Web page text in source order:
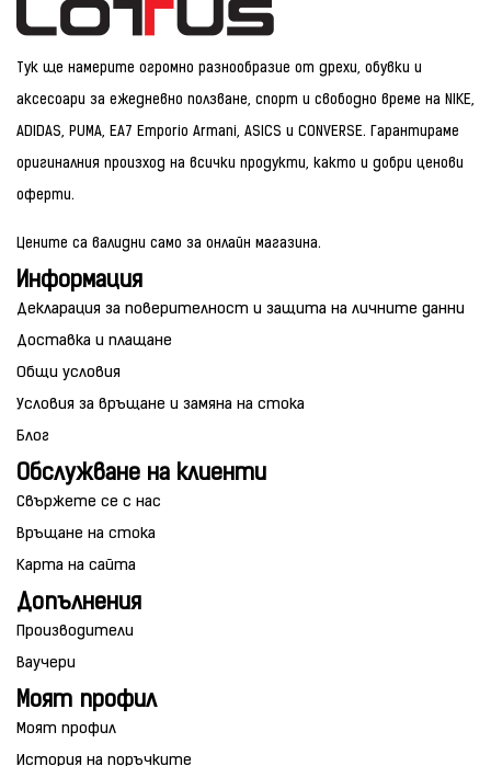
Тук ще намерите огромно разнообразие от дрехи, обувки и
аксесоари за ежедневно ползване, спорт и свободно време на NIKE,
ADIDAS, PUMA, EA7 Emporio Armani, ASICS и CONVERSE. Гарантираме
оригиналния произход на всички продукти, както и добри ценови
оферти.
Цените са валидни само за онлайн магазина.
Информация
Декларация за поверителност и защита на личните данни
Доставка и плащане
Общи условия
Условия за връщане и замяна на стока
Блог
Обслужване на клиенти
Свържете се с нас
Връщане на стока
Карта на сайта
Допълнения
Производители
Ваучери
Моят профил
Моят профил
История на поръчките